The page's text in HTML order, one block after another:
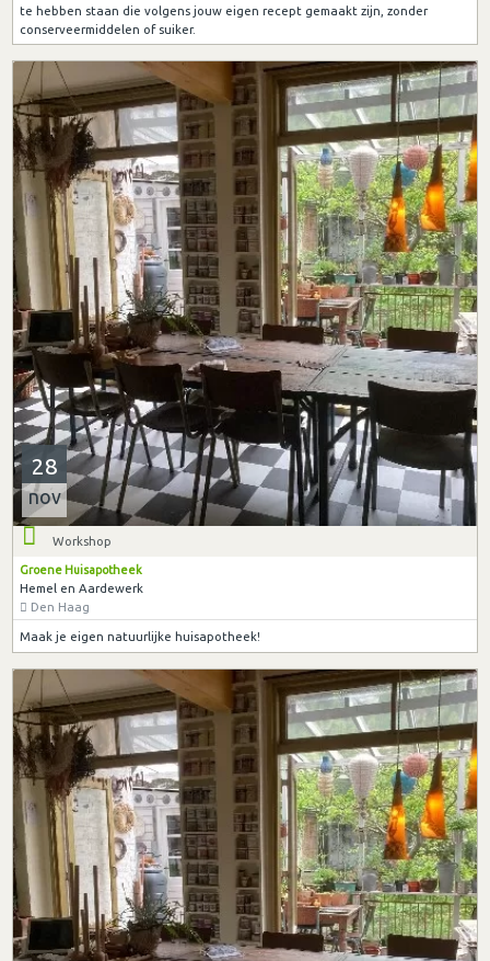
te hebben staan die volgens jouw eigen recept gemaakt zijn, zonder
conserveermiddelen of suiker.
28
nov
Workshop
Groene Huisapotheek
Hemel en Aardewerk
Den Haag
Maak je eigen natuurlijke huisapotheek!